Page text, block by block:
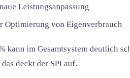
Leistungsanpassung
Optimierung von Eigenverbrauch
im Gesamtsystem deutlich
deckt der SPI auf.